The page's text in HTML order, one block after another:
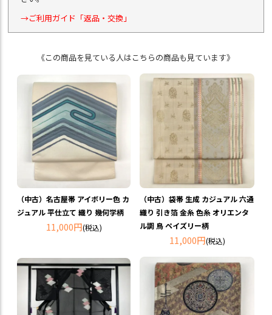
→ご利用ガイド「返品・交換」
《この商品を見ている人はこちらの商品も見ています》
（中古）名古屋帯 アイボリー色 カ
ジュアル 平仕立て 織り 幾何学柄
11,000円(税込)
（中古）袋帯 生成 カジュアル 六通
織り 引き箔 金糸 色糸 オリエンタ
ル調 鳥 ペイズリー柄
11,000円(税込)